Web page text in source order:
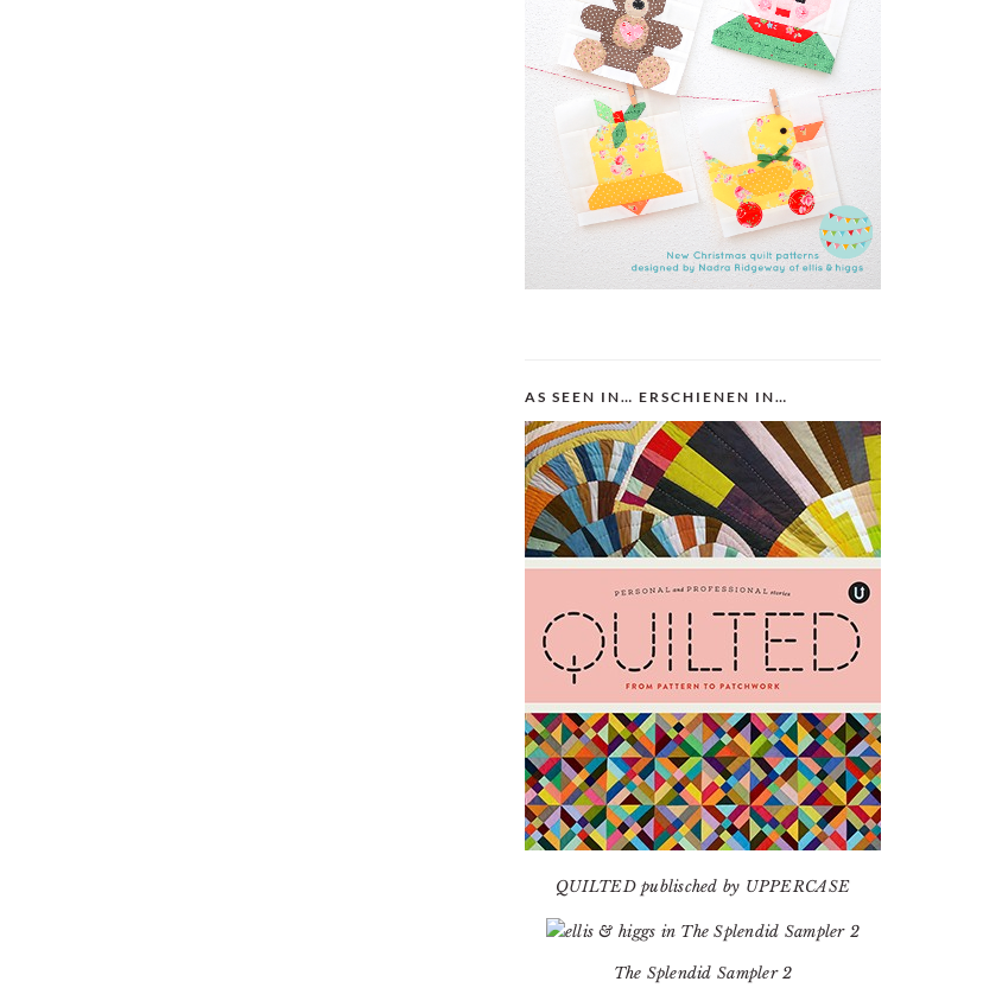
AS SEEN IN… ERSCHIENEN IN…
QUILTED publisched by UPPERCASE
The Splendid Sampler 2